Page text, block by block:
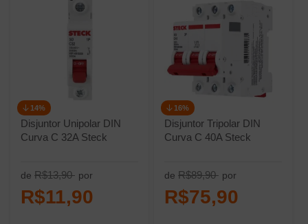
Disjuntor Unipolar DIN
Curva C 32A Steck
de R$13,90
14%
por
R$11,90
Disjuntor Tripolar DIN
Curva C 40A Steck
de R$89,90
16%
por
R$75,90